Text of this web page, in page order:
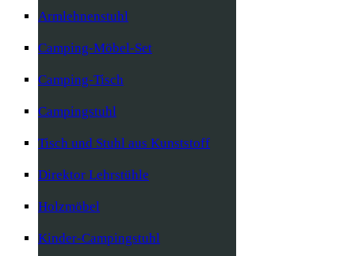
Armlehnenstuhl
Camping-Möbel-Set
Camping-Tisch
Campingstuhl
Tisch und Stuhl aus Kunststoff
Direktor Lehrstühle
Holzmöbel
Kinder-Campingstuhl